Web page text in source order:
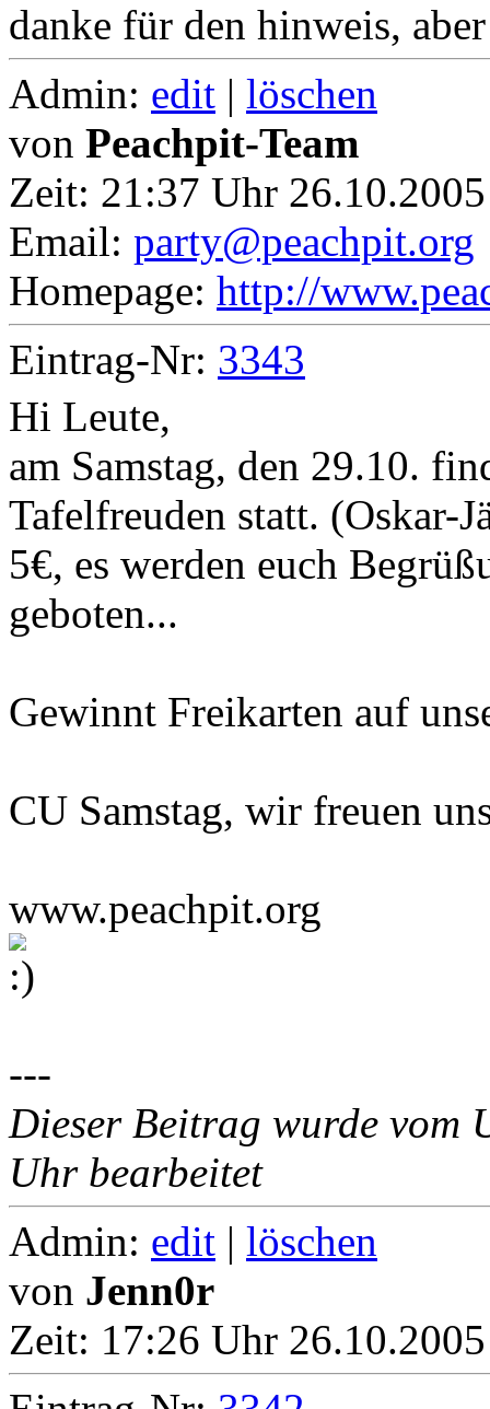
danke für den hinweis,
Admin: edit | löschen
von Peachpit-Team
Zeit: 21:37 Uhr
Email: party@peachpit.org
Homepage: http://
Eintrag-Nr: 3343
Hi Leute,
am Samstag, den 29.10.
Tafelfreuden statt. (Oskar-
5€, es werden euch
geboten...
Gewinnt Freikarten auf
CU Samstag, wir freuen
www.peachpit.org
---
Dieser Beitrag wurde vom
Uhr bearbeitet
Admin: edit | löschen
von Jenn0r
Zeit: 17:26 Uhr